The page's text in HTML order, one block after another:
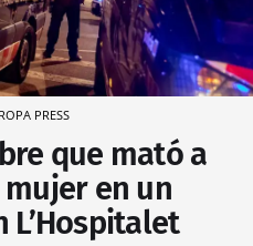
PRESS
que mató a
en un